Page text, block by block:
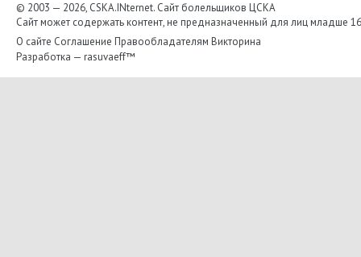
© 2003 — 2026, CSKA.INternet. Cайт болельщиков ЦСКА
Сайт может содержать контент, не предназначенный для лиц младше
О сайте Соглашение Правообладателям Викторина
Разработка — rasuvaeff™